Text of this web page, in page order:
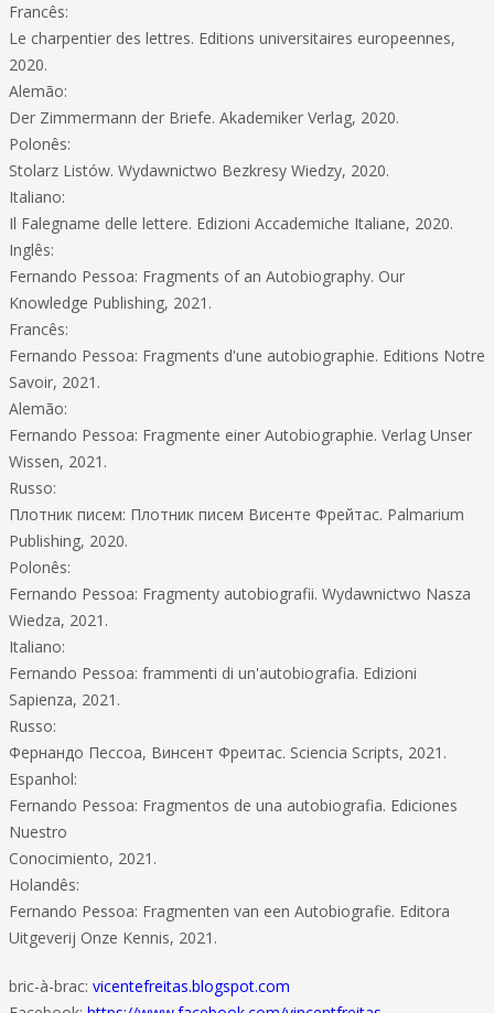
Francês:
Le charpentier des lettres. Editions universitaires europeennes,
2020.
Alemão:
Der Zimmermann der Briefe. Akademiker Verlag, 2020.
Polonês:
Stolarz Listów. Wydawnictwo Bezkresy Wiedzy, 2020.
Italiano:
Il Falegname delle lettere. Edizioni Accademiche Italiane, 2020.
Inglês:
Fernando Pessoa: Fragments of an Autobiography. Our
Knowledge Publishing, 2021.
Francês:
Fernando Pessoa: Fragments d'une autobiographie. Editions Notre
Savoir, 2021.
Alemão:
Fernando Pessoa: Fragmente einer Autobiographie. Verlag Unser
Wissen, 2021.
Russo:
Плотник писем: Плотник писем Висенте Фрейтас. Palmarium
Publishing, 2020.
Polonês:
Fernando Pessoa: Fragmenty autobiografii. Wydawnictwo Nasza
Wiedza, 2021.
Italiano:
Fernando Pessoa: frammenti di un'autobiografia. Edizioni
Sapienza, 2021.
Russo:
Фернандо Пессоа, Винсент Фреитас. Sciencia Scripts, 2021.
Espanhol:
Fernando Pessoa: Fragmentos de una autobiografia. Ediciones
Nuestro
Conocimiento, 2021.
Holandês:
Fernando Pessoa: Fragmenten van een Autobiografie. Editora
‏Uitgeverij Onze Kennis, 2021.
bric-à-brac: vicentefreitas.blogspot.com